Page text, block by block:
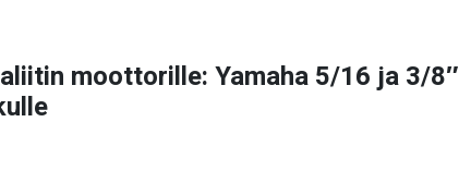
moottorille: Yamaha 5/16 ja 3/8″